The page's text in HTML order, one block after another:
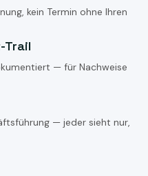
kein Termin ohne Ihren
Trail
— für Nachweise
— jeder sieht nur,